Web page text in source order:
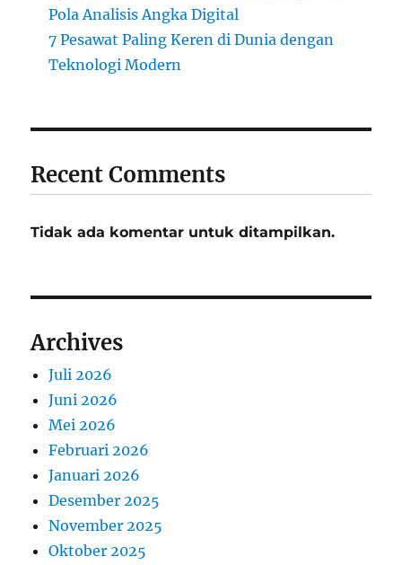
Pola Analisis Angka Digital
7 Pesawat Paling Keren di Dunia dengan
Teknologi Modern
Recent Comments
Tidak ada komentar untuk ditampilkan.
Archives
Juli 2026
Juni 2026
Mei 2026
Februari 2026
Januari 2026
Desember 2025
November 2025
Oktober 2025